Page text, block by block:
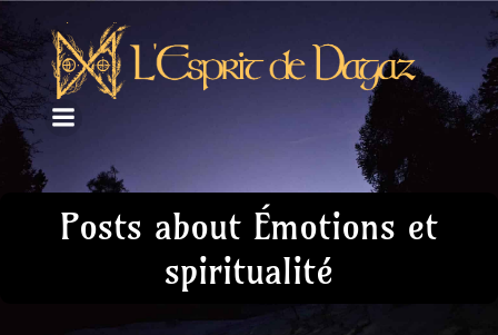
Posts about Émotions et
spiritualité